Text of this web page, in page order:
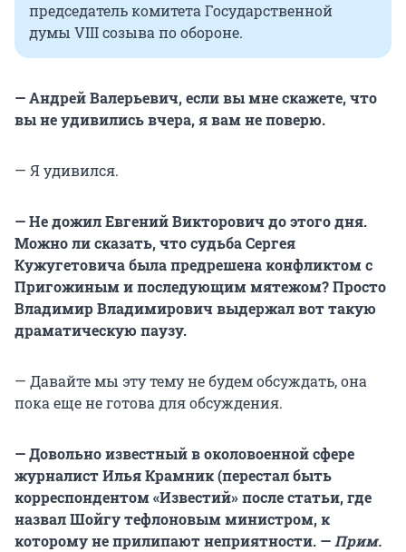
председатель комитета Государственной
думы VIII созыва по обороне.
— Андрей Валерьевич, если вы мне скажете, что
вы не удивились вчера, я вам не поверю.
— Я удивился.
— Не дожил Евгений Викторович до этого дня.
Можно ли сказать, что судьба Сергея
Кужугетовича была предрешена конфликтом с
Пригожиным и последующим мятежом? Просто
Владимир Владимирович выдержал вот такую
драматическую паузу.
— Давайте мы эту тему не будем обсуждать, она
пока еще не готова для обсуждения.
— Довольно известный в околовоенной сфере
журналист Илья Крамник (перестал быть
корреспондентом «Известий» после статьи, где
назвал Шойгу тефлоновым министром, к
которому не прилипают неприятности. — Прим.